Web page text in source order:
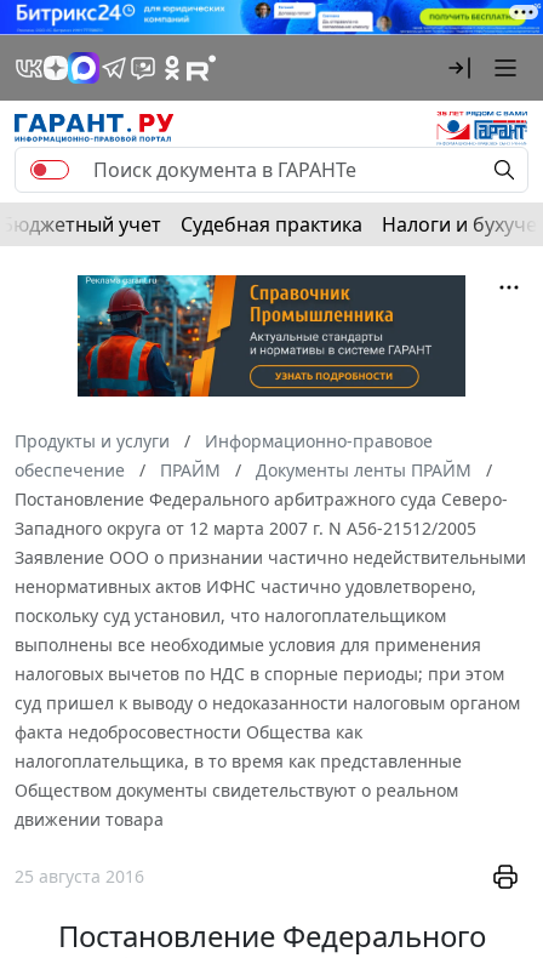
Бюджетный учет Судебная практика Налоги и
Продукты и услуги
Информационно-правовое
обеспечение
ПРАЙМ
Документы ленты ПРАЙМ
Постановление Федерального арбитражного суда Северо-
Западного округа от 12 марта 2007 г. N А56-21512/2005
Заявление ООО о признании частично недействительными
ненормативных актов ИФНС частично удовлетворено,
поскольку суд установил, что налогоплательщиком
выполнены все необходимые условия для применения
налоговых вычетов по НДС в спорные периоды; при этом
суд пришел к выводу о недоказанности налоговым органом
факта недобросовестности Общества как
налогоплательщика, в то время как представленные
Обществом документы свидетельствуют о реальном
движении товара
25 августа 2016
Постановление Федерального